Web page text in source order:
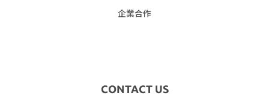
企業合作
CONTACT US